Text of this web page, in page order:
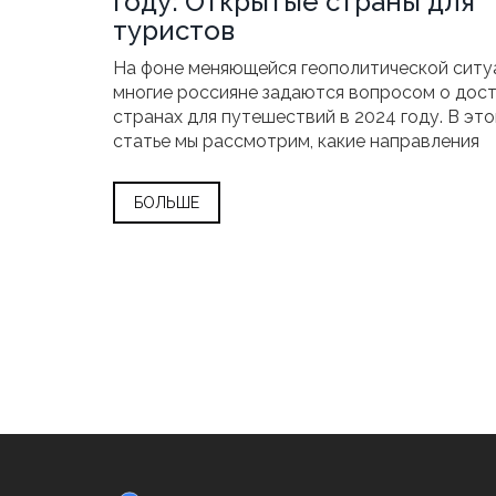
туристов
На фоне меняющейся геополитической
многие россияне задаются вопросом о
странах для путешествий в 2024 году. В
статье мы рассмотрим, какие направления
путешественников. Читателей ждут советы
выбору страны для отдыха с учетом текущих
БОЛЬШЕ